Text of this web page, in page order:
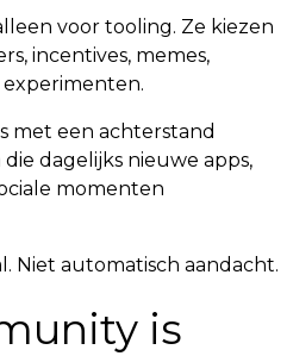
voor tooling. Ze kiezen
incentives, memes,
experimenten.
met een achterstand
dagelijks nieuwe apps,
momenten
Niet automatisch aandacht.
is